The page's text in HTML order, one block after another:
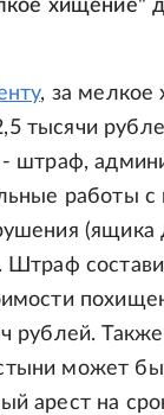
хищение"
, за мелкое
тысячи
штраф,
работы с
(ящика
Штраф
рублей.
может
арест на